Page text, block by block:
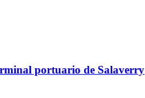
portuario de Salaverry